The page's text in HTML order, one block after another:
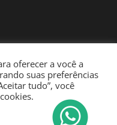
oferecer a você a
suas preferências
tudo”, você